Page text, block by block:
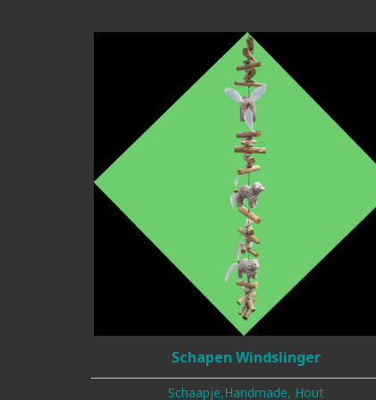
Schapen Windslinger
Schaapje,handmade, Hout